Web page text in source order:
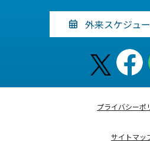
外来スケジュ
プライバシーポ
サイトマッ